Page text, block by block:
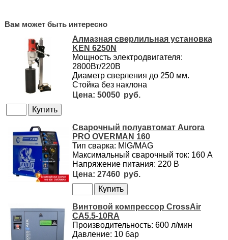
Вам может быть интересно
Алмазная сверлильная установка
KEN 6250N
Мощность электродвигателя:
2800Вт/220В
Диаметр сверления до 250 мм.
Стойка без наклона
50050
Сварочный полуавтомат Aurora
PRO OVERMAN 160
Тип сварка: MIG/MAG
Максимальный сварочный ток: 160 А
Напряжение питания: 220 В
27460
Винтовой компрессор CrossAir
CA5.5-10RA
Производительность: 600 л/мин
Давление: 10 бар